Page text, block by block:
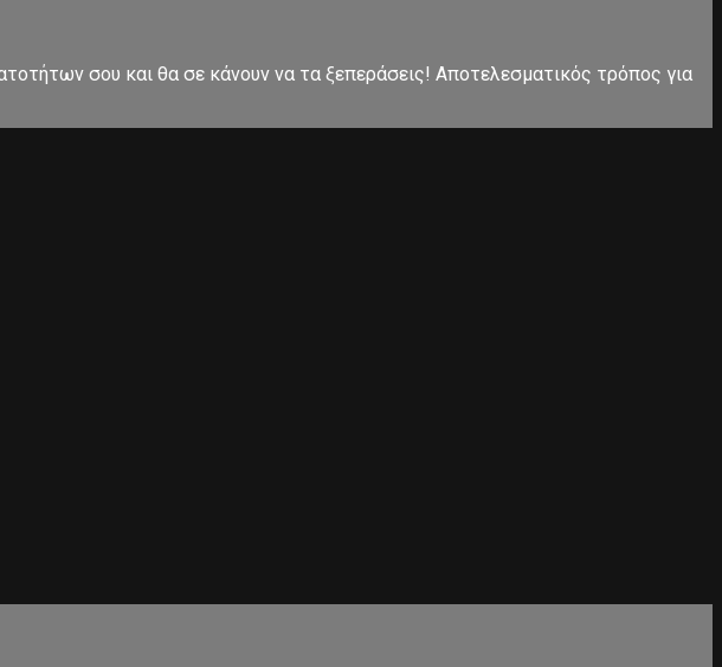
σου και θα σε κάνουν να τα ξεπεράσεις! Αποτελεσματικός τρόπος για